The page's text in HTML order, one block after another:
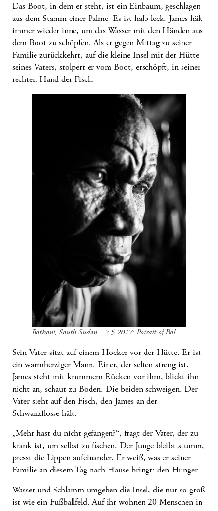
Das Boot, in dem er steht, ist ein Einbaum, geschlagen
aus dem Stamm einer Palme. Es ist halb leck. James hält
immer wieder inne, um das Wasser mit den Händen aus
dem Boot zu schöpfen. Als er gegen Mittag zu seiner
Familie zurückkehrt, auf die kleine Insel mit der Hütte
seines Vaters, stolpert er vom Boot, erschöpft, in seiner
rechten Hand der Fisch.
Bothoni, South Sudan – 7.5.2017: Potrait of Bol.
Sein Vater sitzt auf einem Hocker vor der Hütte. Er ist
ein warmherziger Mann. Einer, der selten streng ist.
James steht mit krummem Rücken vor ihm, blickt ihn
nicht an, schaut zu Boden. Die beiden schweigen. Der
Vater sieht auf den Fisch, den James an der
Schwanzflosse hält.
„Mehr hast du nicht gefangen?“, fragt der Vater, der zu
krank ist, um selbst zu fischen. Der Junge bleibt stumm,
presst die Lippen aufeinander. Er weiß, was er seiner
Familie an diesem Tag nach Hause bringt: den Hunger.
Wasser und Schlamm umgeben die Insel, die nur so groß
ist wie ein Fußballfeld. Auf ihr wohnen 20 Menschen in